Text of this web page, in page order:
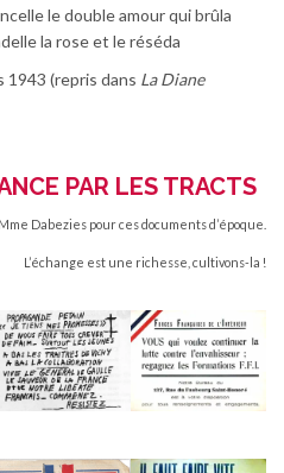
le double amour qui brûla
la rose et le réséda
1943 (repris dans La Diane
PAR LES TRACTS
Dabezies pour ces documents d’époque.
L’échange est une richesse, cultivons-la !